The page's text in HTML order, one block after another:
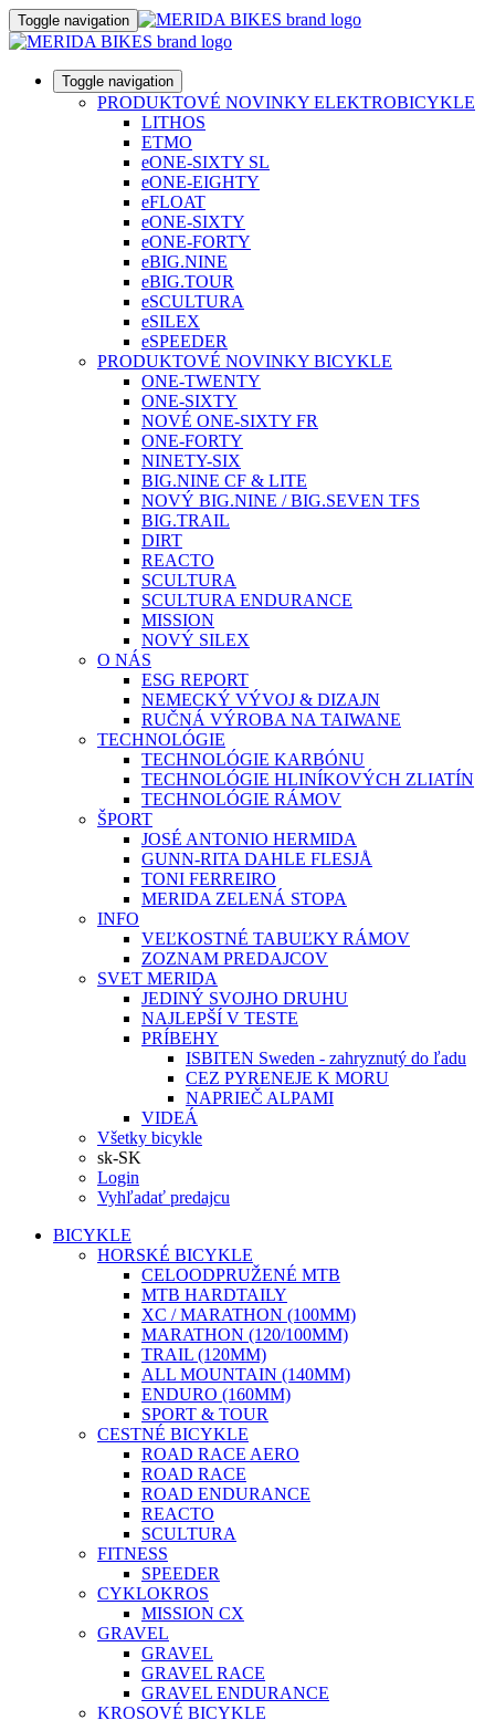
Toggle navigation
Toggle navigation
PRODUKTOVÉ NOVINKY ELEKTROBICYKLE
LITHOS
ETMO
eONE-SIXTY SL
eONE-EIGHTY
eFLOAT
eONE-SIXTY
eONE-FORTY
eBIG.NINE
eBIG.TOUR
eSCULTURA
eSILEX
eSPEEDER
PRODUKTOVÉ NOVINKY BICYKLE
ONE-TWENTY
ONE-SIXTY
NOVÉ ONE-SIXTY FR
ONE-FORTY
NINETY-SIX
BIG.NINE CF & LITE
NOVÝ BIG.NINE / BIG.SEVEN TFS
BIG.TRAIL
DIRT
REACTO
SCULTURA
SCULTURA ENDURANCE
MISSION
NOVÝ SILEX
O NÁS
ESG REPORT
NEMECKÝ VÝVOJ & DIZAJN
RUČNÁ VÝROBA NA TAIWANE
TECHNOLÓGIE
TECHNOLÓGIE KARBÓNU
TECHNOLÓGIE HLINÍKOVÝCH ZLIATÍN
TECHNOLÓGIE RÁMOV
ŠPORT
JOSÉ ANTONIO HERMIDA
GUNN-RITA DAHLE FLESJÅ
TONI FERREIRO
MERIDA ZELENÁ STOPA
INFO
VEĽKOSTNÉ TABUĽKY RÁMOV
ZOZNAM PREDAJCOV
SVET MERIDA
JEDINÝ SVOJHO DRUHU
NAJLEPŠÍ V TESTE
PRÍBEHY
ISBITEN Sweden - zahryznutý do ľadu
CEZ PYRENEJE K MORU
NAPRIEČ ALPAMI
VIDEÁ
Všetky bicykle
sk-SK
Login
Vyhľadať predajcu
BICYKLE
HORSKÉ BICYKLE
CELOODPRUŽENÉ MTB
MTB HARDTAILY
XC / MARATHON (100MM)
MARATHON (120/100MM)
TRAIL (120MM)
ALL MOUNTAIN (140MM)
ENDURO (160MM)
SPORT & TOUR
CESTNÉ BICYKLE
ROAD RACE AERO
ROAD RACE
ROAD ENDURANCE
REACTO
SCULTURA
FITNESS
SPEEDER
CYKLOKROS
MISSION CX
GRAVEL
GRAVEL
GRAVEL RACE
GRAVEL ENDURANCE
KROSOVÉ BICYKLE